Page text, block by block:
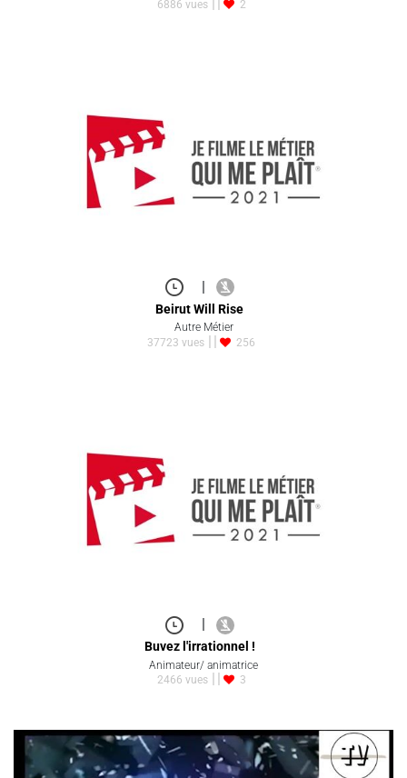
6886 vues
2
|
Beirut Will Rise
Autre Métier
37723 vues
256
|
Buvez l'irrationnel !
Animateur/ animatrice
2466 vues
3